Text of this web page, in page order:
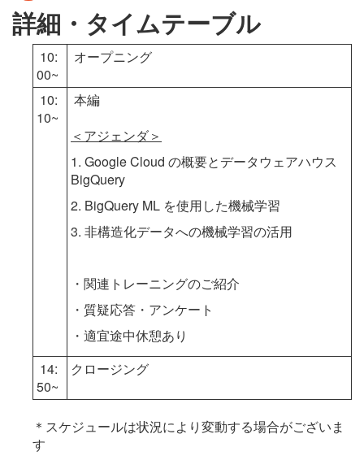
詳細・タイムテーブル
10:
00~
オープニング
10:
10~
本編
＜アジェンダ＞
1. Google Cloud の概要とデータウェアハウス
BigQuery
2. BigQuery ML を使用した機械学習
3. 非構造化データへの機械学習の活用
・関連トレーニングのご紹介
・質疑応答・アンケート
・適宜途中休憩あり
14:
50~
クロージング
＊スケジュールは状況により変動する場合がございま
す